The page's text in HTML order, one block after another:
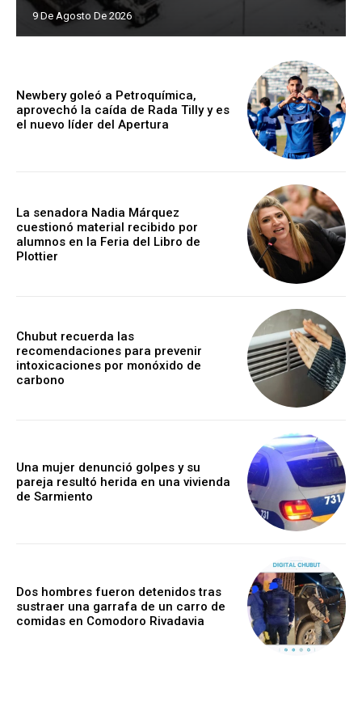
9 De Agosto De 2026
Newbery goleó a Petroquímica,
aprovechó la caída de Rada Tilly y es
el nuevo líder del Apertura
La senadora Nadia Márquez
cuestionó material recibido por
alumnos en la Feria del Libro de
Plottier
Chubut recuerda las
recomendaciones para prevenir
intoxicaciones por monóxido de
carbono
Una mujer denunció golpes y su
pareja resultó herida en una vivienda
de Sarmiento
Dos hombres fueron detenidos tras
sustraer una garrafa de un carro de
comidas en Comodoro Rivadavia